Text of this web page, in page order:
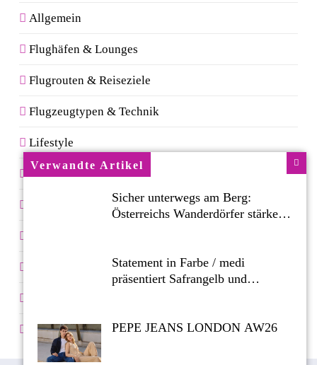
Verwandte Artikel
Sicher unterwegs am Berg:
Österreichs Wanderdörfer stärken
Statement in Farbe / medi
präsentiert Safrangelb und
PEPE JEANS LONDON AW26
Allgemein
Flughäfen & Lounges
Flugrouten & Reiseziele
Flugzeugtypen & Technik
Lifestyle
Reise-Blog
Reiseversicherung & Flugrechte
Sicherheit & Flugangst
Vielfliegerprogramme & Meilen sammeln